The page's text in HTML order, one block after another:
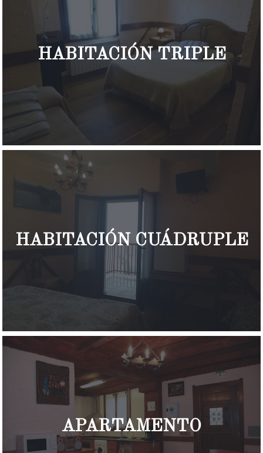
HABITACIÓN TRIPLE
HABITACIÓN CUÁDRUPLE
APARTAMENTO